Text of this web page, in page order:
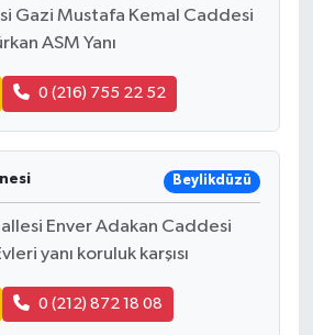
Gazi Mustafa Kemal Caddesi
ASM Yanı
0 (216) 755 22 52
Beylikdüzü
Enver Adakan Caddesi
yanı koruluk karşısı
0 (212) 872 18 08